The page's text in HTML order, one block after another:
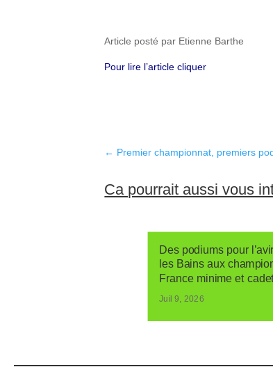
Article posté par Etienne Barthe
Pour lire l’article cliquer
← Premier championnat, premiers
Ca pourrait aussi vous
Des podiums pour
les Bains aux
France minime et
Juil 9, 2026